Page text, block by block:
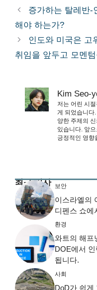
증가하는 탈레반-
해야 하는가?
인도와 미국은 고
취임을 앞두고 모멘
Kim Seo-
저는 어린 시
게 되었습니다
양한 주제의
있습니다. 앞
긍정적인 영향
최근 기사 보안
이스라엘의
디펜스 쇼에
환경
와트의 해프
DOE에서
됩니다.
사회
DoD가 쉽게